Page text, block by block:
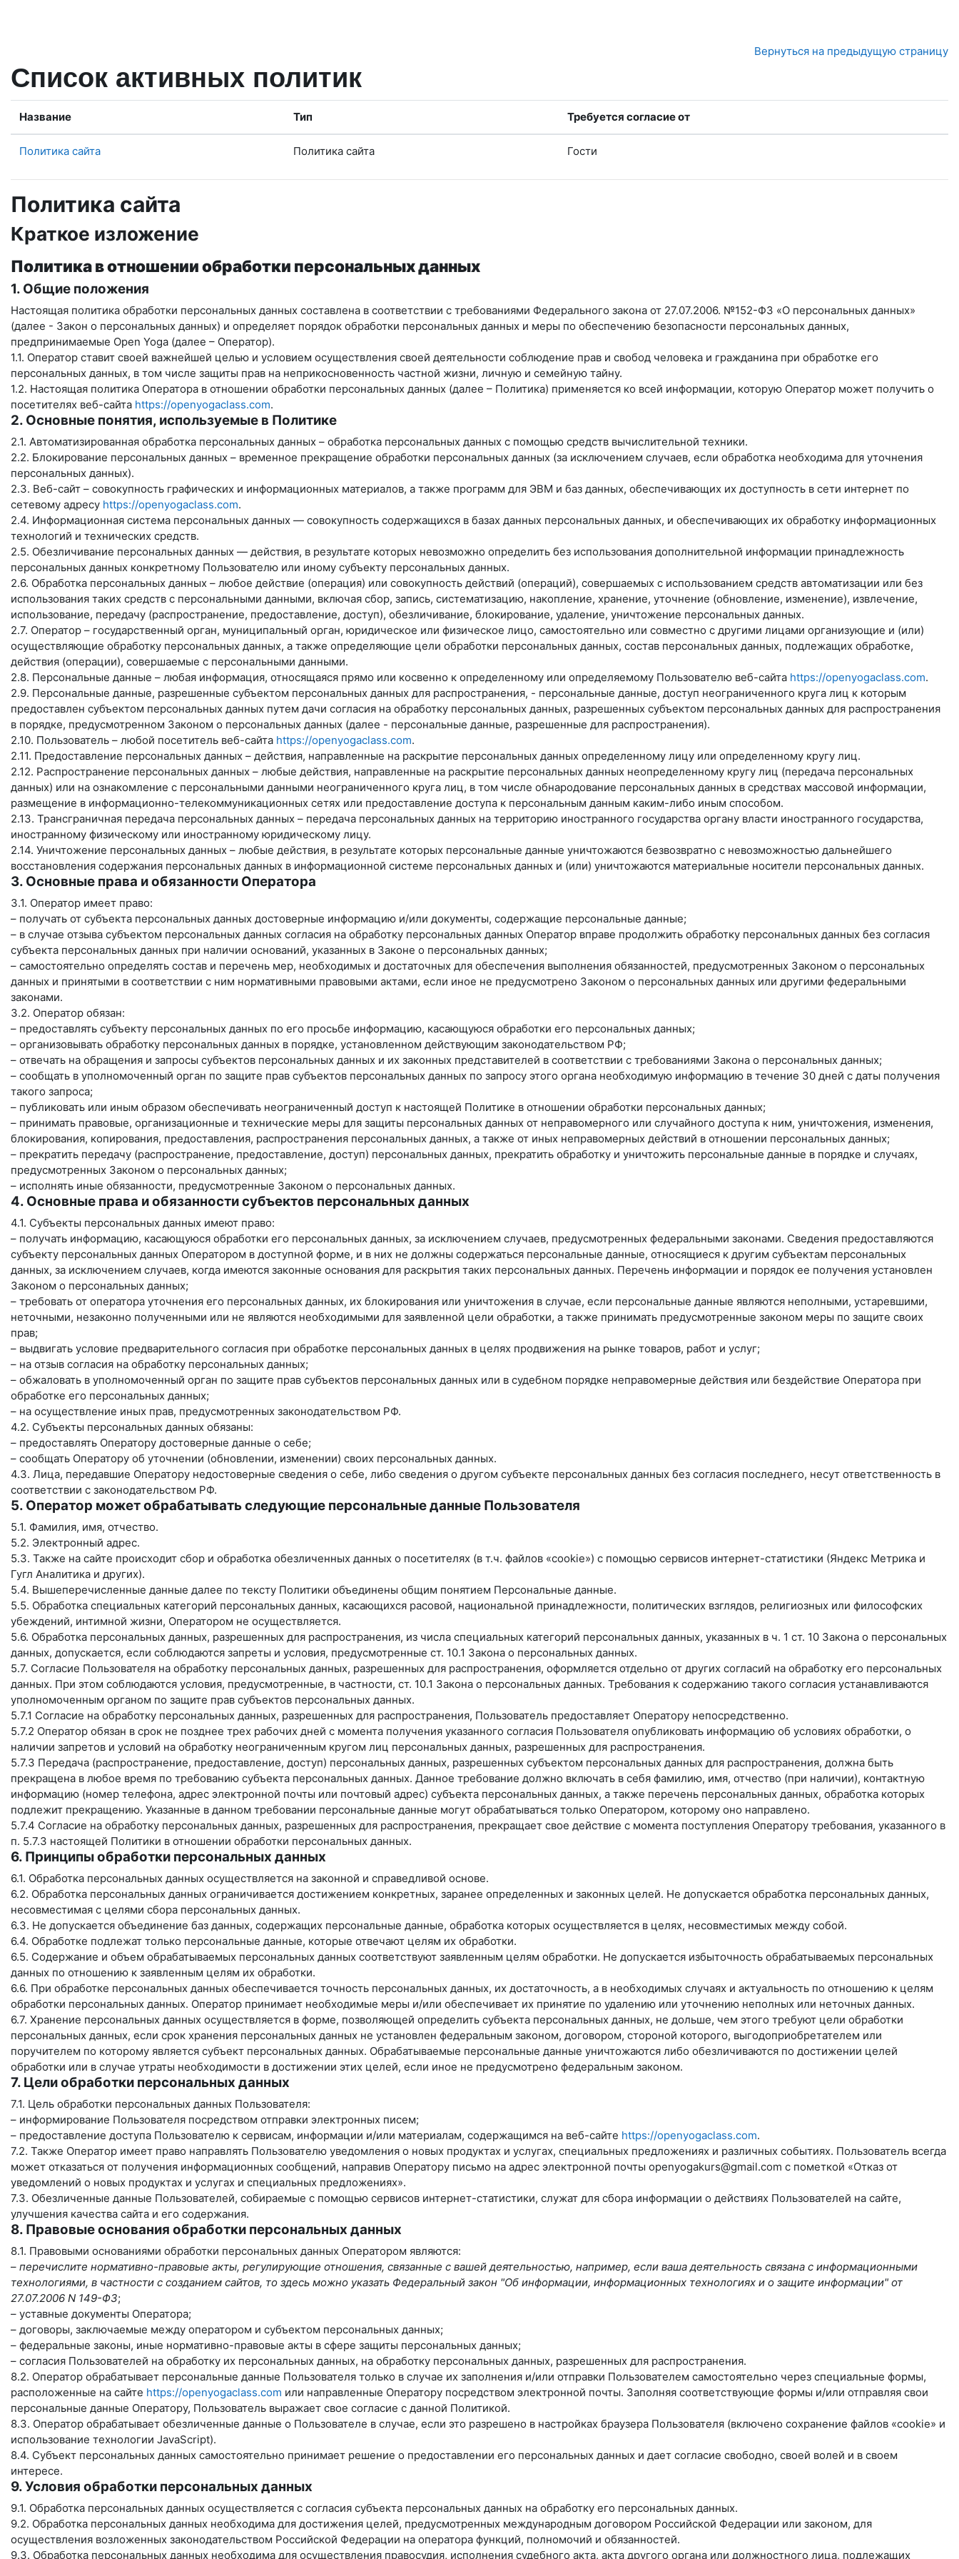
Вернуться на предыдущую страницу
Список активных политик
Название Тип Требуется согласие от
Политика сайта Политика сайта Гости
Политика сайта
Краткое изложение
Политика в отношении обработки персональных данных
1. Общие положения
Настоящая политика обработки персональных данных составлена в соответствии с требованиями Федерального закона от 27.07.2006. №152-ФЗ «О персональных данных»
(далее - Закон о персональных данных) и определяет порядок обработки персональных данных и меры по обеспечению безопасности персональных данных,
предпринимаемые Open Yoga (далее – Оператор).
1.1. Оператор ставит своей важнейшей целью и условием осуществления своей деятельности соблюдение прав и свобод человека и гражданина при обработке его
персональных данных, в том числе защиты прав на неприкосновенность частной жизни, личную и семейную тайну.
1.2. Настоящая политика Оператора в отношении обработки персональных данных (далее – Политика) применяется ко всей информации, которую Оператор может получить о
посетителях веб-сайта https://openyogaclass.com.
2. Основные понятия, используемые в Политике
2.1. Автоматизированная обработка персональных данных – обработка персональных данных с помощью средств вычислительной техники.
2.2. Блокирование персональных данных – временное прекращение обработки персональных данных (за исключением случаев, если обработка необходима для уточнения
персональных данных).
2.3. Веб-сайт – совокупность графических и информационных материалов, а также программ для ЭВМ и баз данных, обеспечивающих их доступность в сети интернет по
сетевому адресу https://openyogaclass.com.
2.4. Информационная система персональных данных — совокупность содержащихся в базах данных персональных данных, и обеспечивающих их обработку информационных
технологий и технических средств.
2.5. Обезличивание персональных данных — действия, в результате которых невозможно определить без использования дополнительной информации принадлежность
персональных данных конкретному Пользователю или иному субъекту персональных данных.
2.6. Обработка персональных данных – любое действие (операция) или совокупность действий (операций), совершаемых с использованием средств автоматизации или без
использования таких средств с персональными данными, включая сбор, запись, систематизацию, накопление, хранение, уточнение (обновление, изменение), извлечение,
использование, передачу (распространение, предоставление, доступ), обезличивание, блокирование, удаление, уничтожение персональных данных.
2.7. Оператор – государственный орган, муниципальный орган, юридическое или физическое лицо, самостоятельно или совместно с другими лицами организующие и (или)
осуществляющие обработку персональных данных, а также определяющие цели обработки персональных данных, состав персональных данных, подлежащих обработке,
действия (операции), совершаемые с персональными данными.
2.8. Персональные данные – любая информация, относящаяся прямо или косвенно к определенному или определяемому Пользователю веб-сайта https://openyogaclass.com.
2.9. Персональные данные, разрешенные субъектом персональных данных для распространения, - персональные данные, доступ неограниченного круга лиц к которым
предоставлен субъектом персональных данных путем дачи согласия на обработку персональных данных, разрешенных субъектом персональных данных для распространения
в порядке, предусмотренном Законом о персональных данных (далее - персональные данные, разрешенные для распространения).
2.10. Пользователь – любой посетитель веб-сайта https://openyogaclass.com.
2.11. Предоставление персональных данных – действия, направленные на раскрытие персональных данных определенному лицу или определенному кругу лиц.
2.12. Распространение персональных данных – любые действия, направленные на раскрытие персональных данных неопределенному кругу лиц (передача персональных
данных) или на ознакомление с персональными данными неограниченного круга лиц, в том числе обнародование персональных данных в средствах массовой информации,
размещение в информационно-телекоммуникационных сетях или предоставление доступа к персональным данным каким-либо иным способом.
2.13. Трансграничная передача персональных данных – передача персональных данных на территорию иностранного государства органу власти иностранного государства,
иностранному физическому или иностранному юридическому лицу.
2.14. Уничтожение персональных данных – любые действия, в результате которых персональные данные уничтожаются безвозвратно с невозможностью дальнейшего
восстановления содержания персональных данных в информационной системе персональных данных и (или) уничтожаются материальные носители персональных данных.
3. Основные права и обязанности Оператора
3.1. Оператор имеет право:
– получать от субъекта персональных данных достоверные информацию и/или документы, содержащие персональные данные;
– в случае отзыва субъектом персональных данных согласия на обработку персональных данных Оператор вправе продолжить обработку персональных данных без согласия
субъекта персональных данных при наличии оснований, указанных в Законе о персональных данных;
– самостоятельно определять состав и перечень мер, необходимых и достаточных для обеспечения выполнения обязанностей, предусмотренных Законом о персональных
данных и принятыми в соответствии с ним нормативными правовыми актами, если иное не предусмотрено Законом о персональных данных или другими федеральными
законами.
3.2. Оператор обязан:
– предоставлять субъекту персональных данных по его просьбе информацию, касающуюся обработки его персональных данных;
– организовывать обработку персональных данных в порядке, установленном действующим законодательством РФ;
– отвечать на обращения и запросы субъектов персональных данных и их законных представителей в соответствии с требованиями Закона о персональных данных;
– сообщать в уполномоченный орган по защите прав субъектов персональных данных по запросу этого органа необходимую информацию в течение 30 дней с даты получения
такого запроса;
– публиковать или иным образом обеспечивать неограниченный доступ к настоящей Политике в отношении обработки персональных данных;
– принимать правовые, организационные и технические меры для защиты персональных данных от неправомерного или случайного доступа к ним, уничтожения, изменения,
блокирования, копирования, предоставления, распространения персональных данных, а также от иных неправомерных действий в отношении персональных данных;
– прекратить передачу (распространение, предоставление, доступ) персональных данных, прекратить обработку и уничтожить персональные данные в порядке и случаях,
предусмотренных Законом о персональных данных;
– исполнять иные обязанности, предусмотренные Законом о персональных данных.
4. Основные права и обязанности субъектов персональных данных
4.1. Субъекты персональных данных имеют право:
– получать информацию, касающуюся обработки его персональных данных, за исключением случаев, предусмотренных федеральными законами. Сведения предоставляются
субъекту персональных данных Оператором в доступной форме, и в них не должны содержаться персональные данные, относящиеся к другим субъектам персональных
данных, за исключением случаев, когда имеются законные основания для раскрытия таких персональных данных. Перечень информации и порядок ее получения установлен
Законом о персональных данных;
– требовать от оператора уточнения его персональных данных, их блокирования или уничтожения в случае, если персональные данные являются неполными, устаревшими,
неточными, незаконно полученными или не являются необходимыми для заявленной цели обработки, а также принимать предусмотренные законом меры по защите своих
прав;
– выдвигать условие предварительного согласия при обработке персональных данных в целях продвижения на рынке товаров, работ и услуг;
– на отзыв согласия на обработку персональных данных;
– обжаловать в уполномоченный орган по защите прав субъектов персональных данных или в судебном порядке неправомерные действия или бездействие Оператора при
обработке его персональных данных;
– на осуществление иных прав, предусмотренных законодательством РФ.
4.2. Субъекты персональных данных обязаны:
– предоставлять Оператору достоверные данные о себе;
– сообщать Оператору об уточнении (обновлении, изменении) своих персональных данных.
4.3. Лица, передавшие Оператору недостоверные сведения о себе, либо сведения о другом субъекте персональных данных без согласия последнего, несут ответственность в
соответствии с законодательством РФ.
5. Оператор может обрабатывать следующие персональные данные Пользователя
5.1. Фамилия, имя, отчество.
5.2. Электронный адрес.
5.3. Также на сайте происходит сбор и обработка обезличенных данных о посетителях (в т.ч. файлов «cookie») с помощью сервисов интернет-статистики (Яндекс Метрика и
Гугл Аналитика и других).
5.4. Вышеперечисленные данные далее по тексту Политики объединены общим понятием Персональные данные.
5.5. Обработка специальных категорий персональных данных, касающихся расовой, национальной принадлежности, политических взглядов, религиозных или философских
убеждений, интимной жизни, Оператором не осуществляется.
5.6. Обработка персональных данных, разрешенных для распространения, из числа специальных категорий персональных данных, указанных в ч. 1 ст. 10 Закона о персональных
данных, допускается, если соблюдаются запреты и условия, предусмотренные ст. 10.1 Закона о персональных данных.
5.7. Согласие Пользователя на обработку персональных данных, разрешенных для распространения, оформляется отдельно от других согласий на обработку его персональных
данных. При этом соблюдаются условия, предусмотренные, в частности, ст. 10.1 Закона о персональных данных. Требования к содержанию такого согласия устанавливаются
уполномоченным органом по защите прав субъектов персональных данных.
5.7.1 Согласие на обработку персональных данных, разрешенных для распространения, Пользователь предоставляет Оператору непосредственно.
5.7.2 Оператор обязан в срок не позднее трех рабочих дней с момента получения указанного согласия Пользователя опубликовать информацию об условиях обработки, о
наличии запретов и условий на обработку неограниченным кругом лиц персональных данных, разрешенных для распространения.
5.7.3 Передача (распространение, предоставление, доступ) персональных данных, разрешенных субъектом персональных данных для распространения, должна быть
прекращена в любое время по требованию субъекта персональных данных. Данное требование должно включать в себя фамилию, имя, отчество (при наличии), контактную
информацию (номер телефона, адрес электронной почты или почтовый адрес) субъекта персональных данных, а также перечень персональных данных, обработка которых
подлежит прекращению. Указанные в данном требовании персональные данные могут обрабатываться только Оператором, которому оно направлено.
5.7.4 Согласие на обработку персональных данных, разрешенных для распространения, прекращает свое действие с момента поступления Оператору требования, указанного в
п. 5.7.3 настоящей Политики в отношении обработки персональных данных.
6. Принципы обработки персональных данных
6.1. Обработка персональных данных осуществляется на законной и справедливой основе.
6.2. Обработка персональных данных ограничивается достижением конкретных, заранее определенных и законных целей. Не допускается обработка персональных данных,
несовместимая с целями сбора персональных данных.
6.3. Не допускается объединение баз данных, содержащих персональные данные, обработка которых осуществляется в целях, несовместимых между собой.
6.4. Обработке подлежат только персональные данные, которые отвечают целям их обработки.
6.5. Содержание и объем обрабатываемых персональных данных соответствуют заявленным целям обработки. Не допускается избыточность обрабатываемых персональных
данных по отношению к заявленным целям их обработки.
6.6. При обработке персональных данных обеспечивается точность персональных данных, их достаточность, а в необходимых случаях и актуальность по отношению к целям
обработки персональных данных. Оператор принимает необходимые меры и/или обеспечивает их принятие по удалению или уточнению неполных или неточных данных.
6.7. Хранение персональных данных осуществляется в форме, позволяющей определить субъекта персональных данных, не дольше, чем этого требуют цели обработки
персональных данных, если срок хранения персональных данных не установлен федеральным законом, договором, стороной которого, выгодоприобретателем или
поручителем по которому является субъект персональных данных. Обрабатываемые персональные данные уничтожаются либо обезличиваются по достижении целей
обработки или в случае утраты необходимости в достижении этих целей, если иное не предусмотрено федеральным законом.
7. Цели обработки персональных данных
7.1. Цель обработки персональных данных Пользователя:
– информирование Пользователя посредством отправки электронных писем;
– предоставление доступа Пользователю к сервисам, информации и/или материалам, содержащимся на веб-сайте https://openyogaclass.com.
7.2. Также Оператор имеет право направлять Пользователю уведомления о новых продуктах и услугах, специальных предложениях и различных событиях. Пользователь всегда
может отказаться от получения информационных сообщений, направив Оператору письмо на адрес электронной почты openyogakurs@gmail.com с пометкой «Отказ от
уведомлений о новых продуктах и услугах и специальных предложениях».
7.3. Обезличенные данные Пользователей, собираемые с помощью сервисов интернет-статистики, служат для сбора информации о действиях Пользователей на сайте,
улучшения качества сайта и его содержания.
8. Правовые основания обработки персональных данных
8.1. Правовыми основаниями обработки персональных данных Оператором являются:
– перечислите нормативно-правовые акты, регулирующие отношения, связанные с вашей деятельностью, например, если ваша деятельность связана с информационными
технологиями, в частности с созданием сайтов, то здесь можно указать Федеральный закон "Об информации, информационных технологиях и о защите информации" от
27.07.2006 N 149-ФЗ;
– уставные документы Оператора;
– договоры, заключаемые между оператором и субъектом персональных данных;
– федеральные законы, иные нормативно-правовые акты в сфере защиты персональных данных;
– согласия Пользователей на обработку их персональных данных, на обработку персональных данных, разрешенных для распространения.
8.2. Оператор обрабатывает персональные данные Пользователя только в случае их заполнения и/или отправки Пользователем самостоятельно через специальные формы,
расположенные на сайте https://openyogaclass.com или направленные Оператору посредством электронной почты. Заполняя соответствующие формы и/или отправляя свои
персональные данные Оператору, Пользователь выражает свое согласие с данной Политикой.
8.3. Оператор обрабатывает обезличенные данные о Пользователе в случае, если это разрешено в настройках браузера Пользователя (включено сохранение файлов «cookie» и
использование технологии JavaScript).
8.4. Субъект персональных данных самостоятельно принимает решение о предоставлении его персональных данных и дает согласие свободно, своей волей и в своем
интересе.
9. Условия обработки персональных данных
9.1. Обработка персональных данных осуществляется с согласия субъекта персональных данных на обработку его персональных данных.
9.2. Обработка персональных данных необходима для достижения целей, предусмотренных международным договором Российской Федерации или законом, для
осуществления возложенных законодательством Российской Федерации на оператора функций, полномочий и обязанностей.
9.3. Обработка персональных данных необходима для осуществления правосудия, исполнения судебного акта, акта другого органа или должностного лица, подлежащих